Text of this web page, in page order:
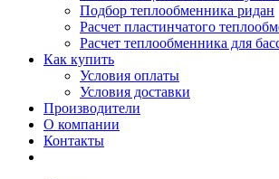
Подбор теплообменника ридан
Расчет пластинчатого
Расчет теплообменника для
Как купить
Условия оплаты
Условия доставки
Производители
О компании
Контакты